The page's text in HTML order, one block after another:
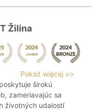
Žilina
Pokaż więcej >>
širokú
zameriavajúc sa
životných udalostí